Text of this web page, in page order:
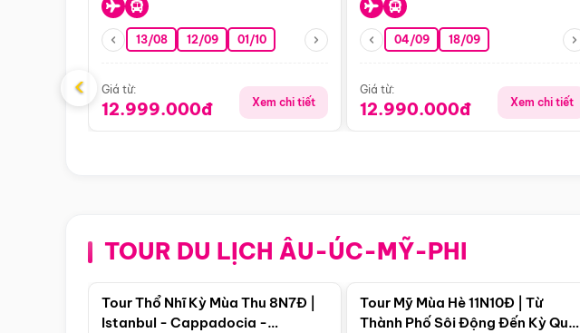
13/08 12/09 01/10
Giá từ:
12.999.000đ Xem chi tiết
04/09 18/09
Giá từ:
12.990.000đ Xem chi tiết
‹
TOUR DU LỊCH ÂU-ÚC-MỸ-PHI
Điểm nổi bật
Tour Thổ Nhĩ Kỳ Mùa Thu 8N7Đ |
Istanbul - Cappadocia -
Tour Mỹ Mùa Hè 11N10Đ | Từ
Thành Phố Sôi Động Đến Kỳ Quan